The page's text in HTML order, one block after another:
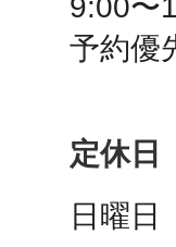
9:00〜
予約優
定休日
日曜日